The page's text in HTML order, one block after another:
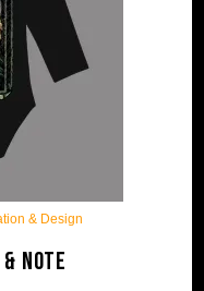
& Design
Note